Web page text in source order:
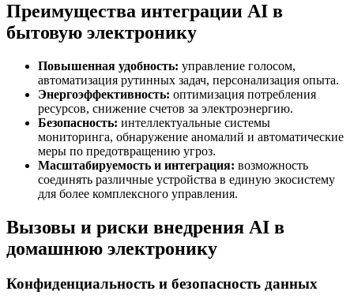
Преимущества интеграции AI в
бытовую электронику
Повышенная удобность: управление голосом,
автоматизация рутинных задач, персонализация опыта.
Энергоэффективность: оптимизация потребления
ресурсов, снижение счетов за электроэнергию.
Безопасность: интеллектуальные системы
мониторинга, обнаружение аномалий и автоматические
меры по предотвращению угроз.
Масштабируемость и интеграция: возможность
соединять различные устройства в единую экосистему
для более комплексного управления.
Вызовы и риски внедрения AI в
домашнюю электронику
Конфиденциальность и безопасность данных